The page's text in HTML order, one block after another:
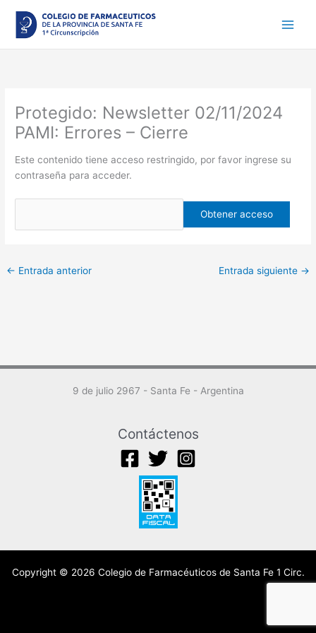
contenido
Protegido: Newsletter 02/11/2024
PAMI: Errores – Cierre
Este contenido tiene acceso restringido, por favor ingrese su
contraseña para acceder.
← Entrada anterior Entrada siguiente →
9 de julio 2967 - Santa Fe - Argentina
Contáctenos
Copyright © 2026 Colegio de Farmacéuticos de Santa Fe 1 Circ.